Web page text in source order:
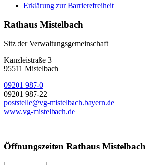
Erklärung zur Barrierefreiheit
Rathaus Mistelbach
Sitz der Verwaltungsgemeinschaft
Kanzleistraße 3
95511 Mistelbach
09201 987-0
09201 987-22
poststelle@vg-mistelbach.bayern.de
www.vg-mistelbach.de
Öffnungszeiten Rathaus Mistelbach